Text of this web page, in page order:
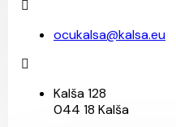
ocukalsa@kalsa.eu
Kalša 128
044 18 Kalša